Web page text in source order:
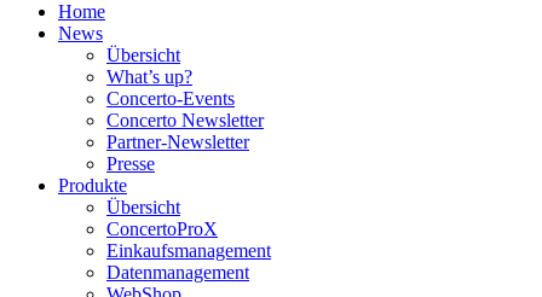
Home
News
Übersicht
What’s up?
Concerto-Events
Concerto Newsletter
Partner-Newsletter
Presse
Produkte
Übersicht
ConcertoProX
Einkaufsmanagement
Datenmanagement